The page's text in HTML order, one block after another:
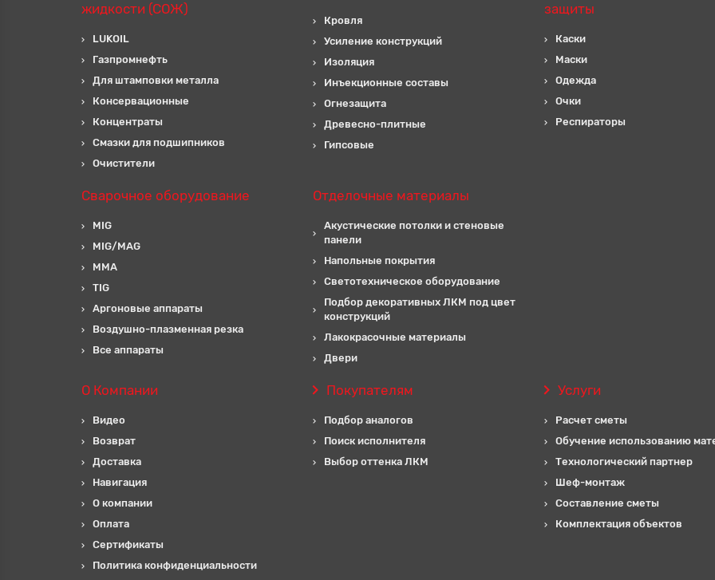
жидкости (СОЖ)
LUKOIL
Газпромнефть
Для штамповки металла
Консервационные
Концентраты
Смазки для подшипников
Очистители
Кровля
Усиление конструкций
Изоляция
Инъекционные составы
Огнезащита
Древесно-плитные
Гипсовые
защиты
Каски
Маски
Одежда
Очки
Респираторы
Сварочное оборудование
MIG
MIG/MAG
MMA
TIG
Аргоновые аппараты
Воздушно-плазменная резка
Все аппараты
Отделочные материалы
Акустические потолки и стеновые
панели
Напольные покрытия
Светотехническое оборудование
Подбор декоративных ЛКМ под цвет
конструкций
Лакокрасочные материалы
Двери
О Компании
Видео
Возврат
Доставка
Навигация
О компании
Оплата
Сертификаты
Политика конфиденциальности
Покупателям
Подбор аналогов
Поиск исполнителя
Выбор оттенка ЛКМ
Услуги
Расчет сметы
Обучение использованию
Технологический партнер
Шеф-монтаж
Составление сметы
Комплектация объектов